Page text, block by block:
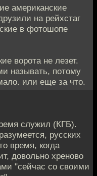
американские
на рейхстаг
в фотошопе
ворота не лезет.
называть, потому
или еще за что.
служил (КГБ).
русских
время, когда
довольно хреново
"сейчас со своими